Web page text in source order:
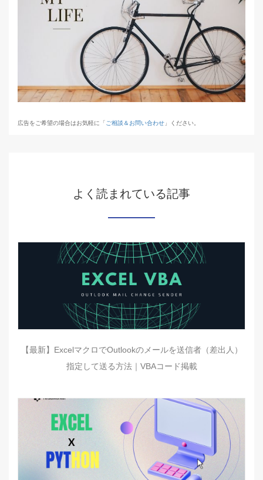
広告をご希望の場合はお気軽に「ご相談＆お問い合わせ 」ください。
よく読まれている記事
【最新】ExcelマクロでOutlookのメールを送信者（差出人）
指定して送る方法｜VBAコード掲載